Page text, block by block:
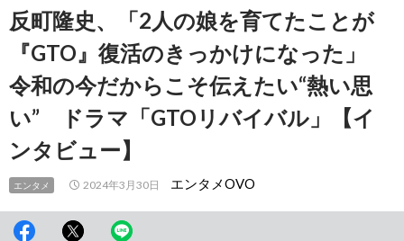
動反町隆史、「2人の娘を育てたことが
『GTO』復活のきっかけになった」
令和の今だからこそ伝えたい“熱い思
い” ドラマ「GTOリバイバル」【イ
ンタビュー】
エンタメ 2024年3月30日 エンタメOVO